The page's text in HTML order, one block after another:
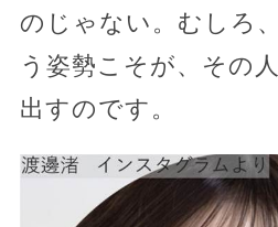
のじゃない。むしろ
う姿勢こそが、その
出すのです。